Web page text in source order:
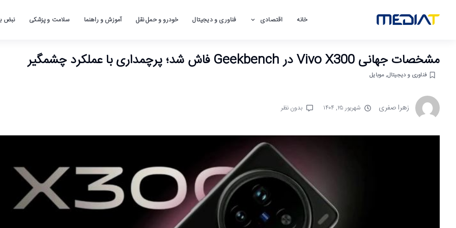
خانه اقتصادی فناوری و دیجیتال خودرو و حمل نقل آموزش و راهنما سلامت و پزشکی نبض
مشخصات جهانی Vivo X300 در Geekbench فاش شد؛ پرچمداری با عملکرد چشمگیر
فناوری و دیجیتال,موبایل
زهرا صفری شهریور ۲۵, ۱۴۰۴ بدون نظر